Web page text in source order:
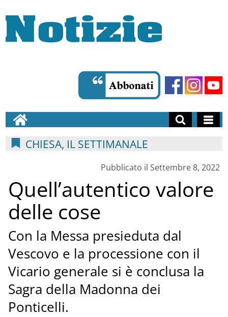
CHIESA, IL SETTIMANALE
Pubblicato il Settembre 8, 2022
Quell’autentico valore
delle cose
Con la Messa presieduta dal
Vescovo e la processione con il
Vicario generale si è conclusa la
Sagra della Madonna dei
Ponticelli.